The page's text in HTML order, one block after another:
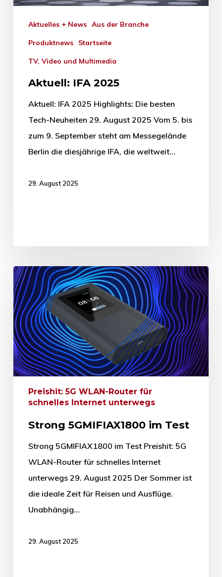
Aktuelles + News Aus der Branche
Produktnews Startseite
TV, Video und Multimedia
Aktuell: IFA 2025
Aktuell: IFA 2025 Highlights: Die besten
Tech-Neuheiten 29. August 2025 Vom 5. bis
zum 9. September steht am Messegelände
Berlin die diesjährige IFA, die weltweit…
29. August 2025
Preishit: 5G WLAN-Router für
schnelles Internet unterwegs
Strong 5GMIFIAX1800 im Test
Strong 5GMIFIAX1800 im Test Preishit: 5G
WLAN-Router für schnelles Internet
unterwegs 29. August 2025 Der Sommer ist
die ideale Zeit für Reisen und Ausflüge.
Unabhängig…
29. August 2025